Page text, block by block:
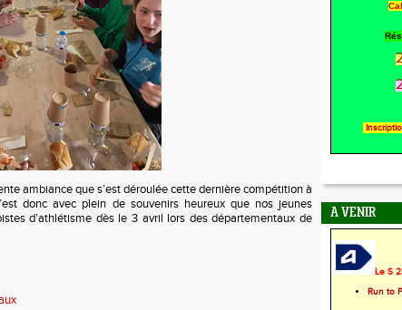
ambiance que s’est déroulée cette dernière compétition à
donc avec plein de souvenirs heureux que nos jeunes
d’athlétisme dès le 3 avril lors des départementaux de
A VENIR
Le S
Run to